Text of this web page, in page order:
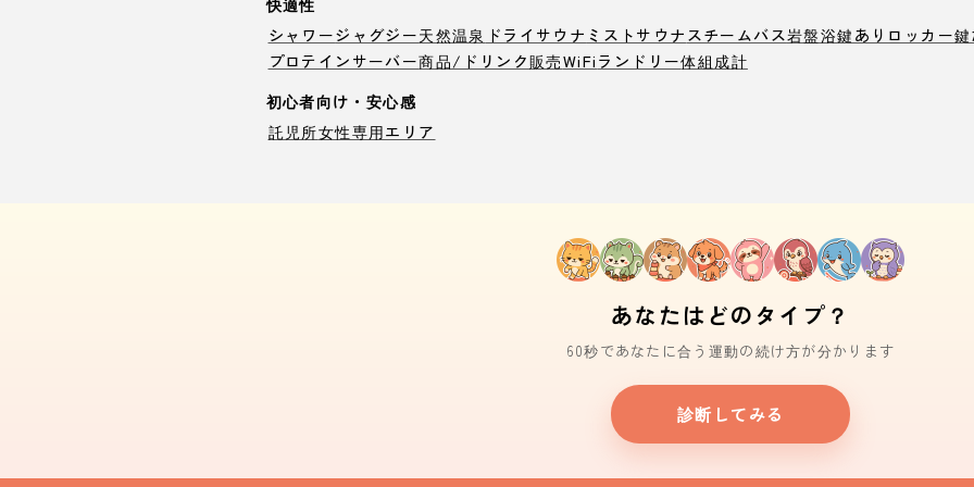
快適性
シャワージャグジー天然温泉 ドライサウナ ミストサウナ スチームバス岩盤浴鍵ありロッカー
プロテインサーバー商品/ドリンク販売WiFi ランドリー体組成計
初心者向け・安心感
託児所女性専用エリア
あなたはどのタイプ？
60秒であなたに合う運動の続け方が分かります
診断してみる